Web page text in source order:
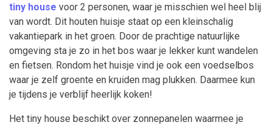
tiny house voor 2 personen, waar je misschien wel heel blij
van wordt. Dit houten huisje staat op een kleinschalig
vakantiepark in het groen. Door de prachtige natuurlijke
omgeving sta je zo in het bos waar je lekker kunt wandelen
en fietsen. Rondom het huisje vind je ook een voedselbos
waar je zelf groente en kruiden mag plukken. Daarmee kun
je tijdens je verblijf heerlijk koken!
Het tiny house beschikt over zonnepanelen waarmee je